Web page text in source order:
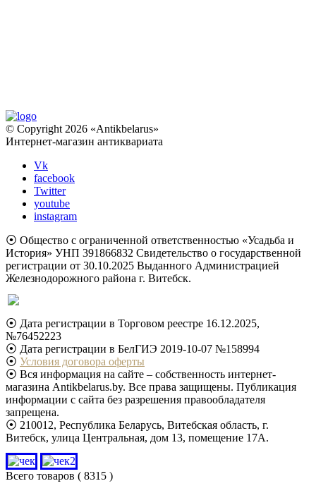
© Copyright 2026 «Antikbelarus»
Интернет-магазин антиквариата
Vk
facebook
Twitter
youtube
instagram
⦿ Общество с ограниченной ответственностью «Усадьба и
История» УНП 391866832 Свидетельство о государственной
регистрации от 30.10.2025 Выданного Администрацией
Железнодорожного района г. Витебск.
⦿ Дата регистрации в Торговом реестре 16.12.2025,
№76452223
⦿ Дата регистрации в БелГИЭ 2019-10-07 №158994
⦿ Условия договора оферты
⦿ Вся информация на сайте – собственность интернет-
магазина Antikbelarus.by. Все права защищены. Публикация
информации с сайта без разрешения правообладателя
запрещена.
⦿ 210012, Республика Беларусь, Витебская область, г.
Витебск, улица Центральная, дом 13, помещение 17А.
Всего товаров ( 8315 )